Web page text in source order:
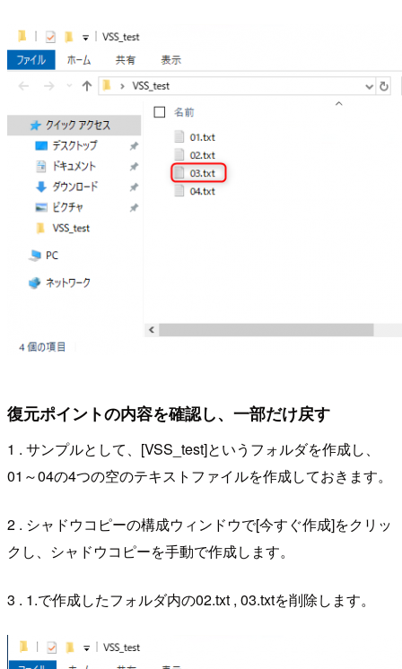
復元ポイントの内容を確認し、一部だけ戻す
1 . サンプルとして、[VSS_test]というフォルダを作成し、
01～04の4つの空のテキストファイルを作成しておきます。
2 . シャドウコピーの構成ウィンドウで[今すぐ作成]をクリッ
クし、シャドウコピーを手動で作成します。
3 . 1.で作成したフォルダ内の02.txt , 03.txtを削除します。